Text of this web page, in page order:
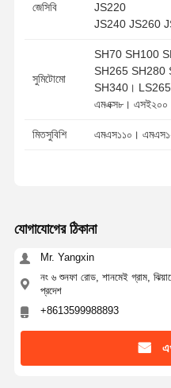
জেসিবি
JS220
JS240 JS260
সুমিটোমো
SH70 SH100
SH265 SH280
SH340।
এমএক্স৮।
মিতসুবিশি এমএস১১০।
যোগাযোগের ঠিকানা
Mr. Yangxin
নং ৬ শুনফা রোড, শানমেই গ্রাম,
প্রদেশ
+8613599988893